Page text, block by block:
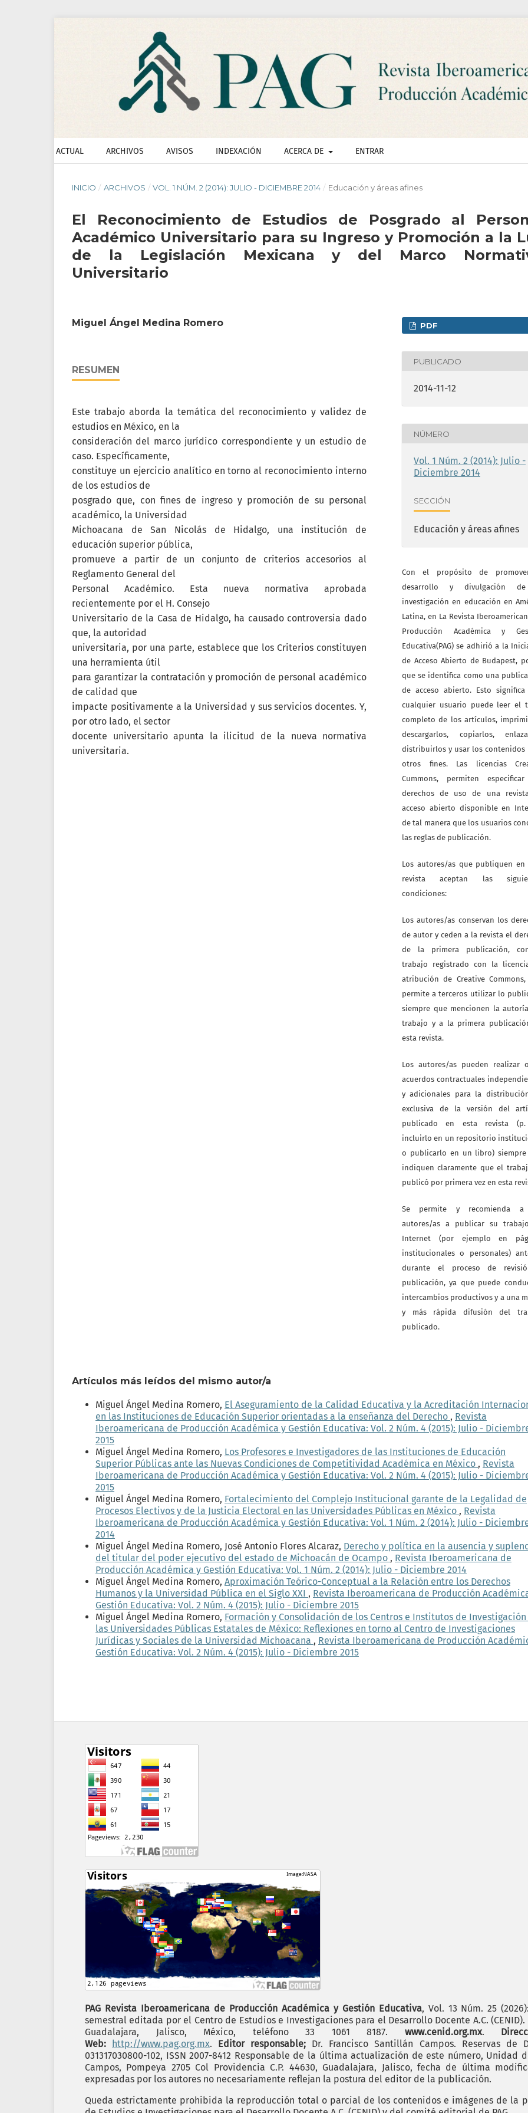
ACTUAL ARCHIVOS AVISOS INDEXACIÓN ACERCA DE ENTRAR
INICIO / ARCHIVOS / VOL. 1 NÚM. 2 (2014): JULIO - DICIEMBRE 2014 / Educación y áreas afines
El Reconocimiento de Estudios de Posgrado al
Académico Universitario para su Ingreso y Promoción a la
de la Legislación Mexicana y del Marco
Universitario
Miguel Ángel Medina Romero
RESUMEN
Este trabajo aborda la temática del reconocimiento y validez de
estudios en México, en la
consideración del marco jurídico correspondiente y un estudio de
caso. Específicamente,
constituye un ejercicio analítico en torno al reconocimiento interno
de los estudios de
posgrado que, con fines de ingreso y promoción de su personal
académico, la Universidad
Michoacana de San Nicolás de Hidalgo, una institución de
educación superior pública,
promueve a partir de un conjunto de criterios accesorios al
Reglamento General del
Personal Académico. Esta nueva normativa aprobada
recientemente por el H. Consejo
Universitario de la Casa de Hidalgo, ha causado controversia dado
que, la autoridad
universitaria, por una parte, establece que los Criterios constituyen
una herramienta útil
para garantizar la contratación y promoción de personal académico
de calidad que
impacte positivamente a la Universidad y sus servicios docentes. Y,
por otro lado, el sector
docente universitario apunta la ilicitud de la nueva normativa
universitaria.
PDF
PUBLICADO
2014-11-12
NÚMERO
Vol. 1 Núm. 2 (2014): Julio -
Diciembre 2014
SECCIÓN
Educación y áreas afines
Con el propósito de
desarrollo y divulgación
investigación en educación en
Latina, en La Revista
Producción Académica y
Educativa(PAG) se adhirió a la
de Acceso Abierto de Budapest,
que se identifica como una
de acceso abierto. Esto
cualquier usuario puede leer el
completo de los artículos,
descargarlos, copiarlos,
distribuirlos y usar los contenidos
otros fines. Las licencias
Cummons, permiten
derechos de uso de una
acceso abierto disponible en
de tal manera que los usuarios
las reglas de publicación.
Los autores/as que publiquen en
revista aceptan las
condiciones:
Los autores/as conservan los
de autor y ceden a la revista el
de la primera publicación,
trabajo registrado con la
atribución de Creative
permite a terceros utilizar lo
siempre que mencionen la
trabajo y a la primera
esta revista.
Los autores/as pueden realizar
acuerdos contractuales
y adicionales para la
exclusiva de la versión del
publicado en esta revista
incluirlo en un repositorio
o publicarlo en un libro) siempre
indiquen claramente que el
publicó por primera vez en esta
Se permite y recomienda
autores/as a publicar su
Internet (por ejemplo en
institucionales o personales)
durante el proceso de
publicación, ya que puede
intercambios productivos y a una
y más rápida difusión del
publicado.
Artículos más leídos del mismo autor/a
Miguel Ángel Medina Romero, El Aseguramiento de la Calidad Educativa y la Acreditación
en las Instituciones de Educación Superior orientadas a la enseñanza del Derecho , Revista
Iberoamericana de Producción Académica y Gestión Educativa: Vol. 2 Núm. 4 (2015): Julio -
2015
Miguel Ángel Medina Romero, Los Profesores e Investigadores de las Instituciones de Educación
Superior Públicas ante las Nuevas Condiciones de Competitividad Académica en México , Revista
Iberoamericana de Producción Académica y Gestión Educativa: Vol. 2 Núm. 4 (2015): Julio -
2015
Miguel Ángel Medina Romero, Fortalecimiento del Complejo Institucional garante de la Legalidad de
Procesos Electivos y de la Justicia Electoral en las Universidades Públicas en México , Revista
Iberoamericana de Producción Académica y Gestión Educativa: Vol. 1 Núm. 2 (2014): Julio -
2014
Miguel Ángel Medina Romero, José Antonio Flores Alcaraz, Derecho y política en la ausencia y
del titular del poder ejecutivo del estado de Michoacán de Ocampo , Revista Iberoamericana de
Producción Académica y Gestión Educativa: Vol. 1 Núm. 2 (2014): Julio - Diciembre 2014
Miguel Ángel Medina Romero, Aproximación Teórico-Conceptual a la Relación entre los Derechos
Humanos y la Universidad Pública en el Siglo XXI , Revista Iberoamericana de Producción
Gestión Educativa: Vol. 2 Núm. 4 (2015): Julio - Diciembre 2015
Miguel Ángel Medina Romero, Formación y Consolidación de los Centros e Institutos de Investigación
las Universidades Públicas Estatales de México: Reflexiones en torno al Centro de Investigaciones
Jurídicas y Sociales de la Universidad Michoacana , Revista Iberoamericana de Producción
Gestión Educativa: Vol. 2 Núm. 4 (2015): Julio - Diciembre 2015
PAG Revista Iberoamericana de Producción Académica y Gestión Educativa, Vol. 13 Núm. 25
semestral editada por el Centro de Estudios e Investigaciones para el Desarrollo Docente A.C. (CENID).
Guadalajara, Jalisco, México, teléfono 33 1061 8187. www.cenid.org.mx.
Web:
http://www.pag.org.mx. Editor responsable; Dr. Francisco Santillán Campos. Reservas de
031317030800-102, ISSN 2007-8412 Responsable de la última actualización de este número, Unidad
Campos, Pompeya 2705 Col Providencia C.P. 44630, Guadalajara, Jalisco, fecha de última
expresadas por los autores no necesariamente reflejan la postura del editor de la publicación.
Queda estrictamente prohibida la reproducción total o parcial de los contenidos e imágenes de la